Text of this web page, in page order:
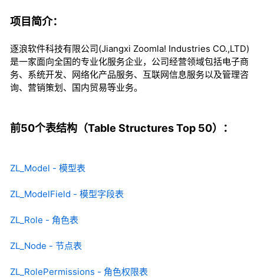
项目简介：
逐浪软件科技有限公司(Jiangxi Zoomla! Industries CO.,LTD)
是一家面向全国的专业化服务企业，公司经营领域包括电子商
务、系统开发、网络化产品服务、互联网信息服务以及管理咨
询、营销策划、国内贸易等业务。
前50个表结构（Table Structures Top 50）：
ZL_Model - 模型表
ZL_ModelField - 模型字段表
ZL_Role - 角色表
ZL_Node - 节点表
ZL_RolePermissions - 角色权限表